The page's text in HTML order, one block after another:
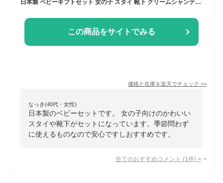
日本製 ベビーギフトセット 女の子 スタイ 靴下 クリームシャンティ メモリアルソックス＆ふんわり花柄スタイセット ベビー 服 出産祝い ギフト 新生児 ビブ ソックス くつ下 9-12cm 春 夏 秋 冬 花柄 おしゃれ かわいい 福袋
この商品をサイトでみる
価格と在庫を楽天でチェック >>
なっき(40代・女性)
日本製のベビーセットです。 女の子向けのかわいい
スタイや靴下がセットになっています。季節問わず
に使えるものなので安心ですしおすすめです。
全てのおすすめコメント (1 件) >